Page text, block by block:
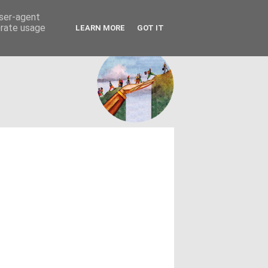
FACEBOOK
θεσμών - κοινωνίας
agent
usage
LEARN MORE GOT IT